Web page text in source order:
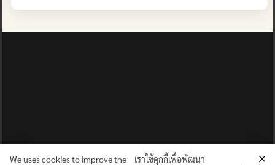
We uses cookies to improve the เราใช้คุกกี้เพื่อพัฒนา